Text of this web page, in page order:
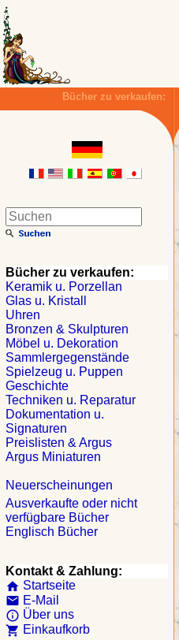
Bücher zu verkaufen:
Bücher zu verkaufen:
Keramik u. Porzellan
Glas u. Kristall
Uhren
Bronzen & Skulpturen
Möbel u. Dekoration
Sammlergegenstände
Spielzeug u. Puppen
Geschichte
Techniken u. Reparatur
Dokumentation u.
Signaturen
Preislisten & Argus
Argus Miniaturen
Neuerscheinungen
Ausverkaufte oder nicht
verfügbare Bücher
Englisch Bücher
Kontakt & Zahlung:
home Startseite
email E-Mail
info_outline Über uns
shopping_cart Einkaufkorb